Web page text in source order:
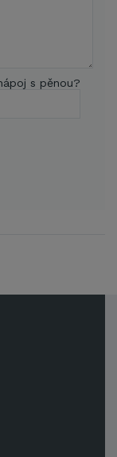
s pěnou?